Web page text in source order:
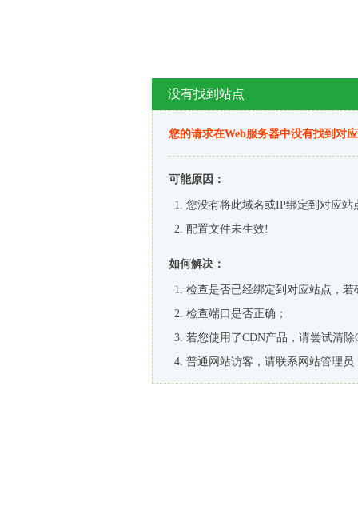
没有找到站点
您的请求在Web服务器中没有找到对
可能原因：
您没有将此域名或IP绑定到对应站
配置文件未生效!
如何解决：
检查是否已经绑定到对应站点，
检查端口是否正确；
若您使用了CDN产品，请尝试清除
普通网站访客，请联系网站管理员